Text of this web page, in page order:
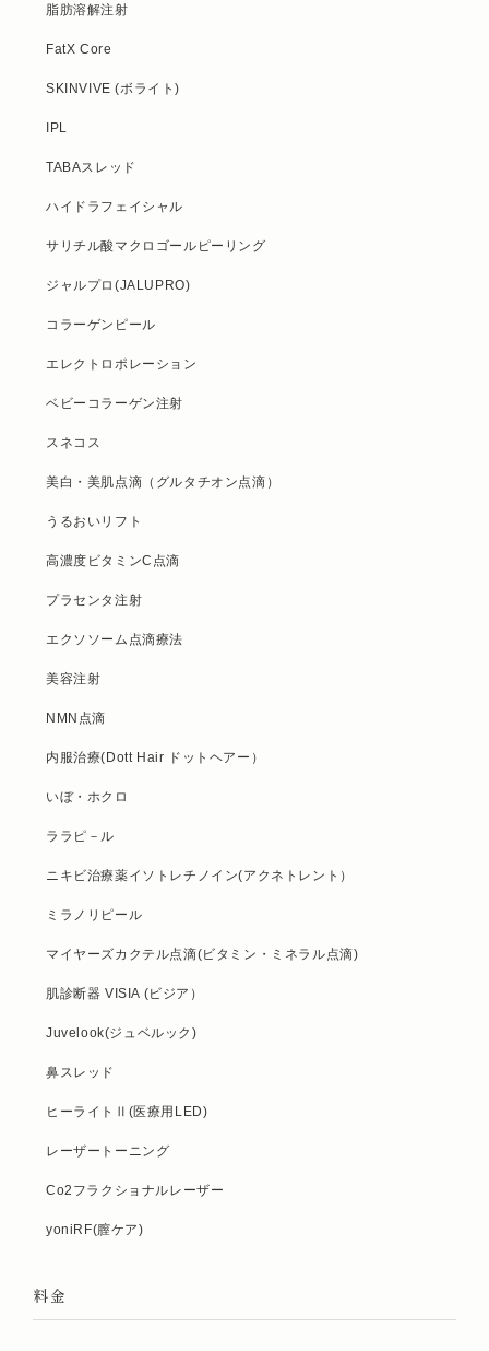
脂肪溶解注射
FatX Core
SKINVIVE (ボライト)
IPL
TABAスレッド
ハイドラフェイシャル
サリチル酸マクロゴールピーリング
ジャルプロ(JALUPRO)
コラーゲンピール
エレクトロポレーション
ベビーコラーゲン注射
スネコス
美白・美肌点滴（グルタチオン点滴）
うるおいリフト
高濃度ビタミンC点滴
プラセンタ注射
エクソソーム点滴療法
美容注射
NMN点滴
内服治療(Dott Hair ドットヘアー）
いぼ・ホクロ
ララピ－ル
ニキビ治療薬イソトレチノイン(アクネトレント）
ミラノリピール
マイヤーズカクテル点滴(ビタミン・ミネラル点滴)
肌診断器 VISIA (ビジア）
Juvelook(ジュベルック)
鼻スレッド
ヒーライトⅡ(医療用LED)
レーザートーニング
Co2フラクショナルレーザー
yoniRF(膣ケア)
料金